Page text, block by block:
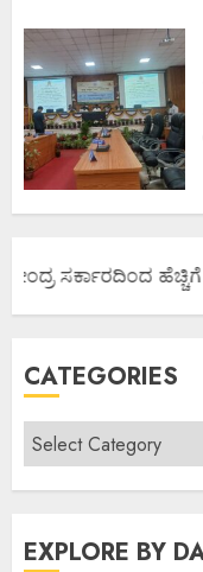
ಸರ್ಕಾರದಿಂದ
CATEGORIES
EXPLORE BY